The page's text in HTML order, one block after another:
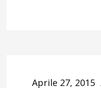
Aprile 27, 2015